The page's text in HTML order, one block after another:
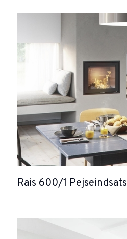
Rais 600/1 Pejseindsats